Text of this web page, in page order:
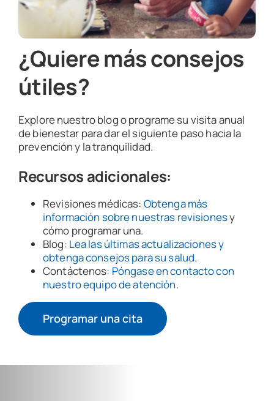
¿Quiere más consejos
útiles?
Explore nuestro blog o programe su visita anual
de bienestar para dar el siguiente paso hacia la
prevención y la tranquilidad.
Recursos adicionales:
Revisiones médicas: Obtenga más
información sobre nuestras revisionesy
cómo programar una.
Blog: Lea las últimas actualizaciones y
obtenga consejos para su salud.
Contáctenos: Póngase en contacto con
nuestro equipo de atención.
Programar una cita